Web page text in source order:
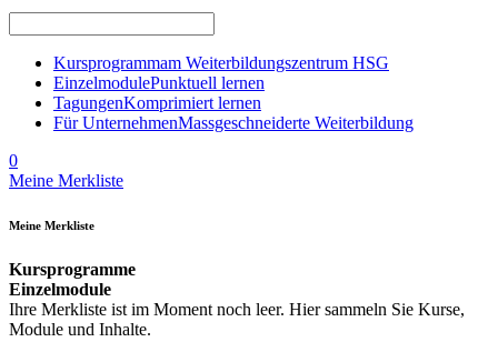
Kursprogrammam Weiterbildungszentrum HSG
EinzelmodulePunktuell lernen
TagungenKomprimiert lernen
Für UnternehmenMassgeschneiderte Weiterbildung
0
Meine Merkliste
Meine Merkliste
Kursprogramme
Einzelmodule
Ihre Merkliste ist im Moment noch leer. Hier sammeln Sie Kurse,
Module und Inhalte.